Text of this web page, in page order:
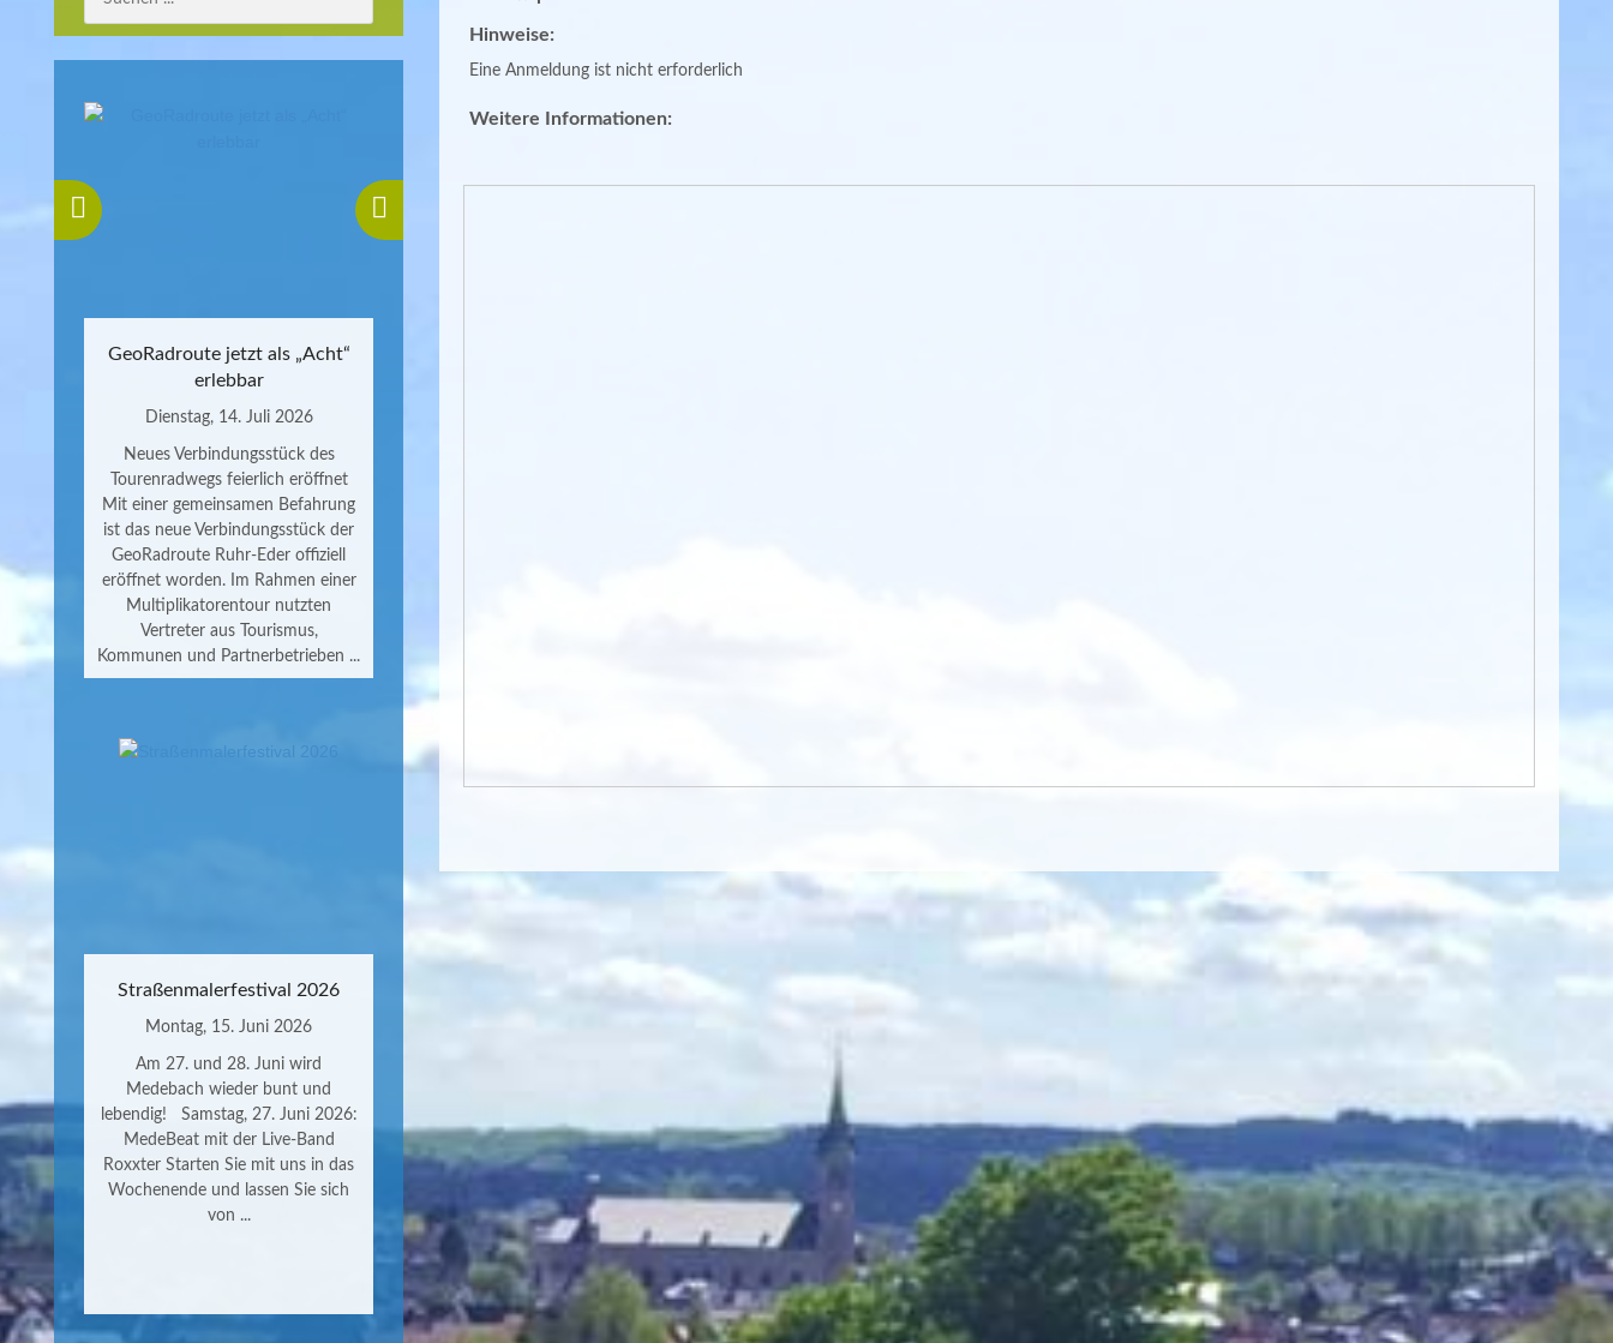
GeoRadroute jetzt als „Acht“
erlebbar
Dienstag, 14. Juli 2026
Neues Verbindungsstück des
Tourenradwegs feierlich eröffnet
Mit einer gemeinsamen Befahrung
ist das neue Verbindungsstück der
GeoRadroute Ruhr-Eder offiziell
eröffnet worden. Im Rahmen einer
Multiplikatorentour nutzten
Vertreter aus Tourismus,
Kommunen und Partnerbetrieben ...
Straßenmalerfestival 2026
Montag, 15. Juni 2026
Am 27. und 28. Juni wird
Medebach wieder bunt und
lebendig! Samstag, 27. Juni 2026:
MedeBeat mit der Live-Band
Roxxter Starten Sie mit uns in das
Wochenende und lassen Sie sich
von ...
Hinweise:
Eine Anmeldung ist nicht erforderlich
Weitere Informationen: